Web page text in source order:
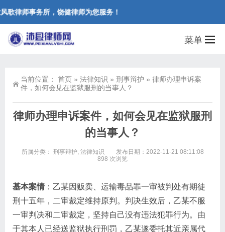
歌律师事务所，饶健律师为您服务！
菜单
当前位置： 首页 » 法律知识 » 刑事辩护 » 律师办理申诉案
件，如何会见在监狱服刑的当事人？
律师办理申诉案件，如何会见在监狱服刑
的当事人？
所属分类： 刑事辩护, 法律知识
发布日期：2022-11-21 08:11:08
898 次浏览
基本案情：乙某因贩卖、运输毒品罪一审被判处有期徒
刑十五年，二审裁定维持原判。判决生效后，乙某不服
一审判决和二审裁定，坚持自己没有违法犯罪行为。由
于其本人已经送监狱执行刑罚，乙某遂委托其近亲属代